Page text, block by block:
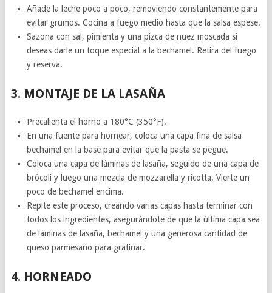
Añade la leche poco a poco, removiendo constantemente para
evitar grumos. Cocina a fuego medio hasta que la salsa espese.
Sazona con sal, pimienta y una pizca de nuez moscada si
deseas darle un toque especial a la bechamel. Retira del fuego
y reserva.
3. MONTAJE DE LA LASAÑA
Precalienta el horno a 180°C (350°F).
En una fuente para hornear, coloca una capa fina de salsa
bechamel en la base para evitar que la pasta se pegue.
Coloca una capa de láminas de lasaña, seguido de una capa de
brócoli y luego una mezcla de mozzarella y ricotta. Vierte un
poco de bechamel encima.
Repite este proceso, creando varias capas hasta terminar con
todos los ingredientes, asegurándote de que la última capa sea
de láminas de lasaña, bechamel y una generosa cantidad de
queso parmesano para gratinar.
4. HORNEADO